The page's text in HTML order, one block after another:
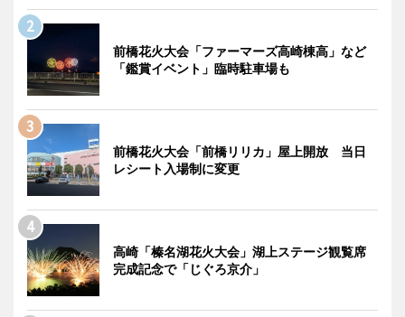
前橋花火大会「ファーマーズ高崎棟高」など
「鑑賞イベント」臨時駐車場も
前橋花火大会「前橋リリカ」屋上開放 当日
レシート入場制に変更
高崎「榛名湖花火大会」湖上ステージ観覧席
完成記念で「じぐろ京介」